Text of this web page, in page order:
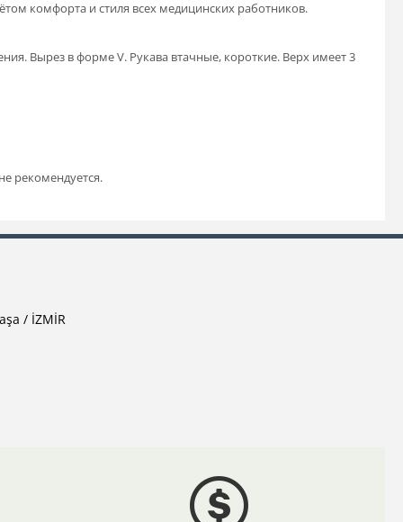
комфорта и стиля всех медицинских работников.
Вырез в форме V. Рукава втачные, короткие. Верх имеет 3
рекомендуется.
/ İZMİR